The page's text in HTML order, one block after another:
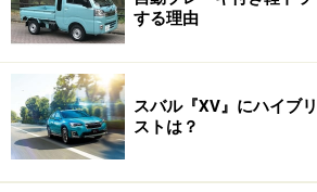
※記事内容は執筆時点のものです。最新の
い。
する理由
スバル『XV』にハイブ
ストは？